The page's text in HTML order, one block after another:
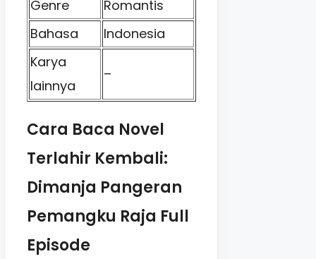
Genre
Romantis
Bahasa
Indonesia
Karya
lainnya
–
Cara Baca Novel
Terlahir Kembali:
Dimanja Pangeran
Pemangku Raja Full
Episode